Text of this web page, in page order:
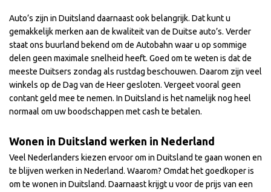
Auto’s zijn in Duitsland daarnaast ook belangrijk. Dat kunt u
gemakkelijk merken aan de kwaliteit van de Duitse auto’s. Verder
staat ons buurland bekend om de Autobahn waar u op sommige
delen geen maximale snelheid heeft. Goed om te weten is dat de
meeste Duitsers zondag als rustdag beschouwen. Daarom zijn veel
winkels op de Dag van de Heer gesloten. Vergeet vooral geen
contant geld mee te nemen. In Duitsland is het namelijk nog heel
normaal om uw boodschappen met cash te betalen.
Wonen in Duitsland werken in Nederland
Veel Nederlanders kiezen ervoor om in Duitsland te gaan wonen en
te blijven werken in Nederland. Waarom? Omdat het goedkoper is
om te wonen in Duitsland. Daarnaast krijgt u voor de prijs van een